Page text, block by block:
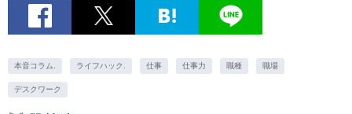
本音コラム. ライフハック. 仕事 仕事力 職種 職場
デスクワーク